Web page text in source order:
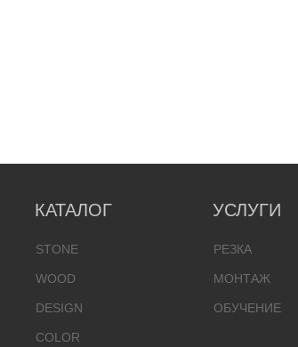
КАТАЛОГ
STONE
WOOD
DESIGN
COLOR
УСЛУГИ
РЕЗКА
МОНТАЖ
ОБУЧЕНИЕ